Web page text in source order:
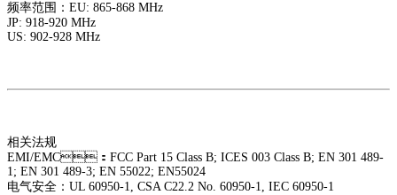
频率范围：EU: 865-868 MHz
JP: 918-920 MHz
US: 902-928 MHz
相关法规
EMI/EMC：FCC Part 15 Class B; ICES 003 Class B; EN 301 489-
1; EN 301 489-3; EN 55022; EN55024
电气安全：UL 60950-1, CSA C22.2 No. 60950-1, IEC 60950-1